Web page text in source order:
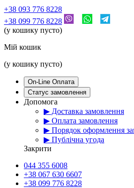
+38 093 776 8228
+38 099 776 8228
(у кошику пусто)
Мій кошик
(у кошику пусто)
On-Line Оплата
Статус замовлення
Допомога
▶ Доставка замовлення
▶ Оплата замовлення
▶ Порядок оформлення
▶ Публічна угода
Закрити
044 355 6008
+38 067 630 6607
+38 099 776 8228